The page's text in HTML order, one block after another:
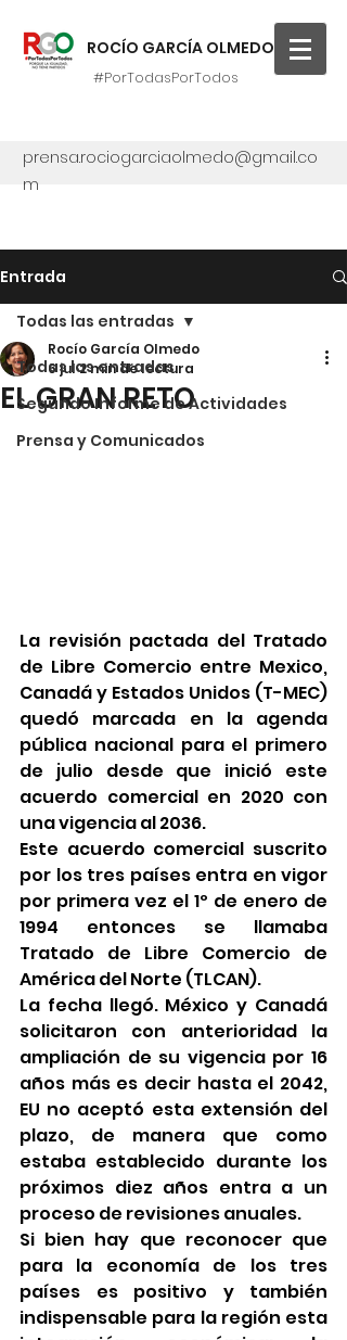
#PorTodasPorTodos
prensa.rociogarciaolmedo@gmail.co
m
ROCÍO GARCÍA OLMEDO
Entrada
Todas las entradas
Segundo Informe de Actividades
Prensa y Comunicados
Todas las entradas
EL GRAN RETO
Rocío García Olmedo
6 jul 2 min de lectura
La revisión pactada del Tratado
de Libre Comercio entre Mexico,
Canadá y Estados Unidos (T-MEC)
quedó marcada en la agenda
pública nacional para el primero
de julio desde que inició este
acuerdo comercial en 2020 con
una vigencia al 2036.
Este acuerdo comercial suscrito
por los tres países entra en vigor
por primera vez el 1º de enero de
1994 entonces se llamaba
Tratado de Libre Comercio de
América del Norte (TLCAN).
La fecha llegó. México y Canadá
solicitaron con anterioridad la
ampliación de su vigencia por 16
años más es decir hasta el 2042,
EU no aceptó esta extensión del
plazo, de manera que como
estaba establecido durante los
próximos diez años entra a un
proceso de revisiones anuales.
Si bien hay que reconocer que
para la economía de los tres
países es positivo y también
indispensable para la región esta